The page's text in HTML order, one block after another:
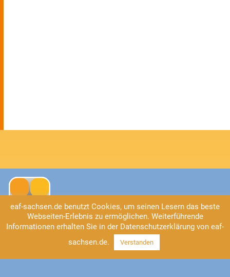
eaf-sachsen.de benutzt Cookies, um seinen Lesern das beste
Webseiten-Erlebnis zu ermöglichen. Weiterführende
Informationen erhalten Sie in der Datenschutzerklärung von eaf-
sachsen.de.
Verstanden